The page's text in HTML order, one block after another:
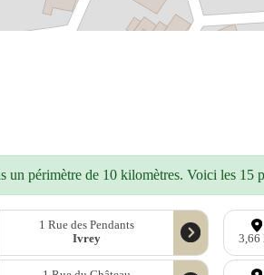
un périmètre de 10 kilomètres. Voici les 15
1 Rue des Pendants
Ivrey
3,66